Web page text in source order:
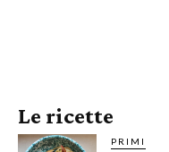
Le ricette
PRIMI